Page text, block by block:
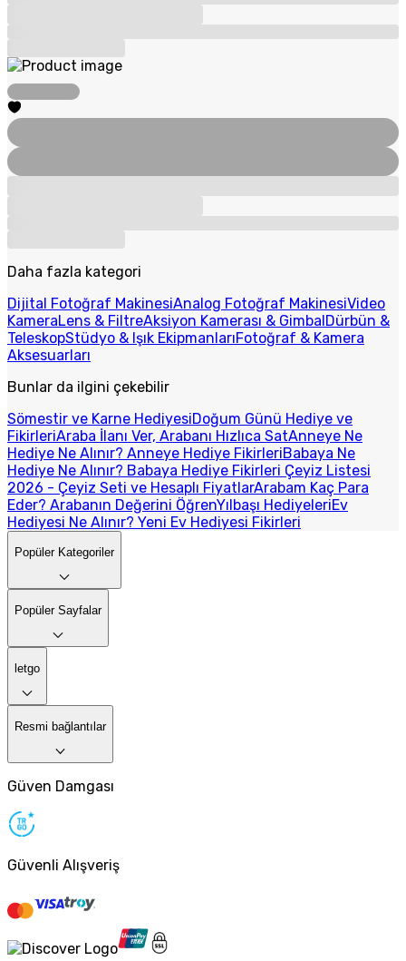
Daha fazla kategori
Dijital Fotoğraf MakinesiAnalog Fotoğraf MakinesiVideo
KameraLens & FiltreAksiyon Kamerası & GimbalDürbün &
TeleskopStüdyo & Işık EkipmanlarıFotoğraf & Kamera
Aksesuarları
Bunlar da ilgini çekebilir
Sömestir ve Karne HediyesiDoğum Günü Hediye ve
FikirleriAraba İlanı Ver, Arabanı Hızlıca SatAnneye Ne
Hediye Ne Alınır? Anneye Hediye FikirleriBabaya Ne
Hediye Ne Alınır? Babaya Hediye Fikirleri Çeyiz Listesi
2026 - Çeyiz Seti ve Hesaplı FiyatlarArabam Kaç Para
Eder? Arabanın Değerini ÖğrenYılbaşı HediyeleriEv
Hediyesi Ne Alınır? Yeni Ev Hediyesi Fikirleri
Popüler Kategoriler
Popüler Sayfalar
letgo
Resmi bağlantılar
Güven Damgası
Güvenli Alışveriş